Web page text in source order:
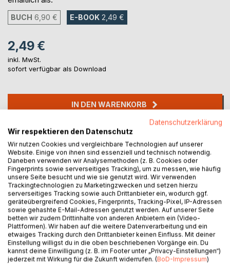
BUCH 6,90 € E-BOOK 2,49 €
2,49 €
inkl. MwSt.
sofort verfügbar als Download
IN DEN WARENKORB
Auf die Merkliste
Titel bewerten
BESCHREIBUNG
Ein Pfennig geht den Weg seiner Bestimmung, durch alle
Höhen und Tiefen. Die Wertlosigkeit, welche er von
Datenschutzerklärung
Wir respektieren den Datenschutz
Wir nutzen Cookies und vergleichbare Technologien auf unserer
Website. Einige von ihnen sind essenziell und technisch notwendig.
Daneben verwenden wir Analysemethoden (z. B. Cookies oder
Fingerprints sowie serverseitiges Tracking), um zu messen, wie häufig
unsere Seite besucht und wie sie genutzt wird. Wir verwenden
Trackingtechnologien zu Marketingzwecken und setzen hierzu
serverseitiges Tracking sowie auch Drittanbieter ein, wodurch ggf.
geräteübergreifend Cookies, Fingerprints, Tracking-Pixel, IP-Adressen
sowie gehashte E-Mail-Adressen genutzt werden. Auf unserer Seite
betten wir zudem Drittinhalte von anderen Anbietern ein (Video-
Plattformen). Wir haben auf die weitere Datenverarbeitung und ein
etwaiges Tracking durch den Drittanbieter keinen Einfluss. Mit deiner
Einstellung willigst du in die oben beschriebenen Vorgänge ein. Du
kannst deine Einwilligung (z. B. im Footer unter „Privacy-Einstellungen“)
jederzeit mit Wirkung für die Zukunft widerrufen. (BoD-Impressum)